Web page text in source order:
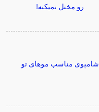
رو مختل نمیکنه!
شامپوی مناسب موهای تو